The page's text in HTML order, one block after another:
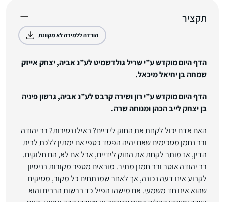
תקציר
הורדה ללמידה לא מקוונת
הדף היום מוקדש ע”י שריל גולדשמיט לע”נ אביה, יצחק אייזק
שמחה בן יחיאל מיכאל.
הדף היום מוקדש ע”י רון ושירה קרבס לע”נ אביה, גרשון פיניה
בן יצחק לייב הכהן ומנוחה שרה.
האם אדם יכול לקחת את החוק לידיים? באילו נסיבות? רב יהודה
ורב נחמן מסכימים שאם יהיה הפסד כספי אם ימתין ללכת לבית
הדין, אז מותר לקחת את החוק לידיים, אבל אם לא, הם חלוקים.
רב יהודה אוסר ורב חמנן מתיר. מובאים מספר מקורות בניסיון
לקבוע איזו דעה נכונה, אך לאחר שמנתחים כל מקור, מסיקים
שהוא אינו חד משמעי. אם מישהו הפיל כד ברשות הרבים והוא